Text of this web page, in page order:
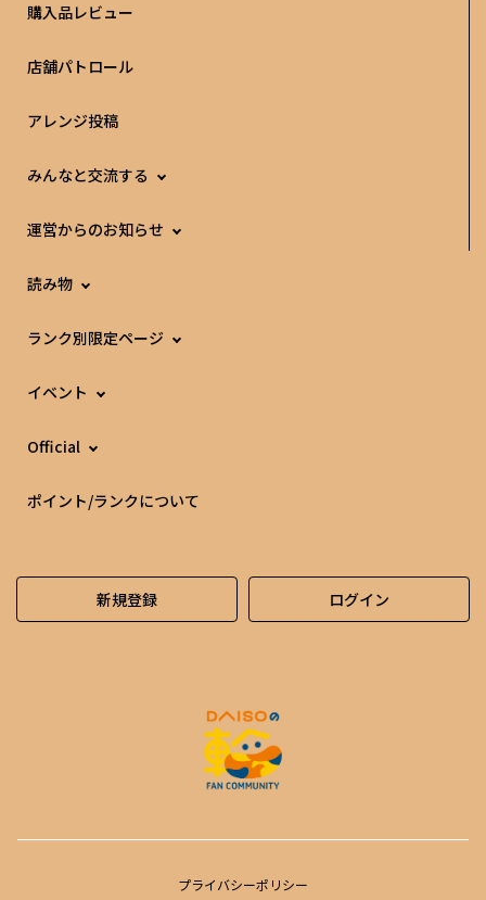
購入品レビュー
店舗パトロール
アレンジ投稿
みんなと交流する
運営からのお知らせ
読み物
ランク別限定ページ
イベント
Official
ポイント/ランクについて
新規登録 ログイン
プライバシーポリシー